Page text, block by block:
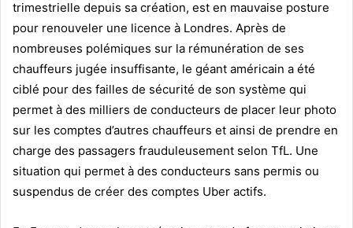
trimestrielle depuis sa création, est en mauvaise posture
pour renouveler une licence à Londres. Après de
nombreuses polémiques sur la rémunération de ses
chauffeurs jugée insuffisante, le géant américain a été
ciblé pour des failles de sécurité de son système qui
permet à des milliers de conducteurs de placer leur photo
sur les comptes d’autres chauffeurs et ainsi de prendre en
charge des passagers frauduleusement selon TfL. Une
situation qui permet à des conducteurs sans permis ou
suspendus de créer des comptes Uber actifs.